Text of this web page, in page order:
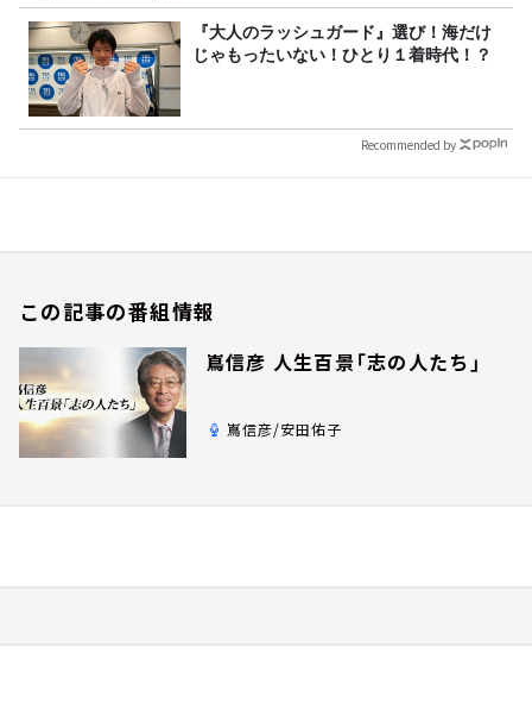
『大人のラッシュガード』選び！海だけ
じゃもったいない！ひとり１着時代！？
Recommended by
この記事の番組情報
嶌信彦 人生百景「志の人たち」
嶌信彦/安田佑子